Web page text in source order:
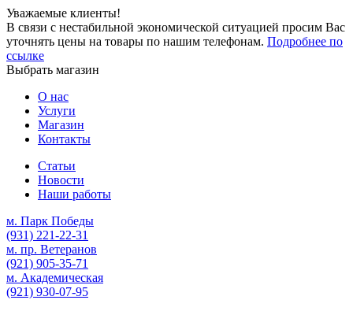
Уважаемые клиенты!
В связи с нестабильной экономической ситуацией просим Вас
уточнять цены на товары по нашим телефонам. Подробнее по
ссылке
Выбрать магазин
О нас
Услуги
Магазин
Контакты
Статьи
Новости
Наши работы
м. Парк Победы
(931) 221-22-31
м. пр. Ветеранов
(921) 905-35-71
м. Академическая
(921) 930-07-95